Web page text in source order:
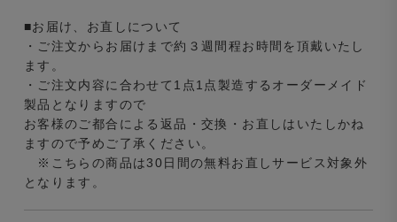
■お届け、お直しについて
・ご注文からお届けまで約３週間程お時間を頂戴いたし
ます。
・ご注文内容に合わせて1点1点製造するオーダーメイド
製品となりますので
お客様のご都合による返品・交換・お直しはいたしかね
ますので予めご了承ください。
※こちらの商品は30日間の無料お直しサービス対象外
となります。